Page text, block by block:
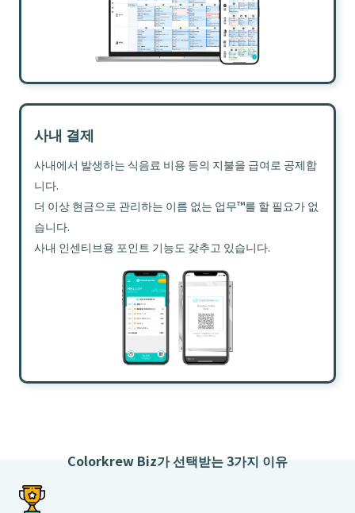
사내 결제
사내에서 발생하는 식음료 비용 등의 지불을 급여로 공제합
니다.
더 이상 현금으로 관리하는 이름 없는 업무™를 할 필요가 없
습니다.
사내 인센티브용 포인트 기능도 갖추고 있습니다.
Colorkrew Biz가 선택받는 3가지 이유